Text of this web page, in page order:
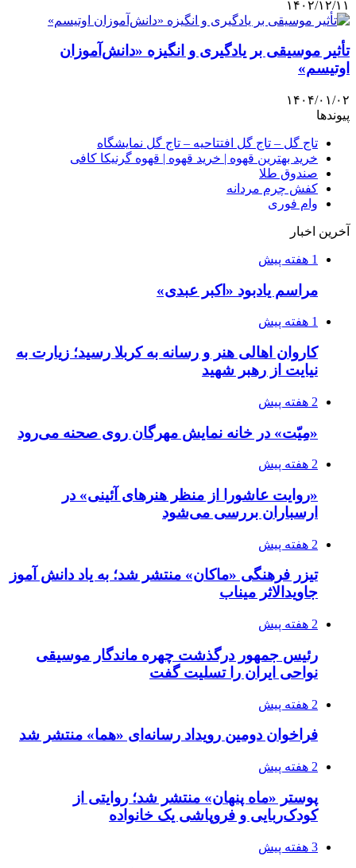
۱۴۰۲/۱۲/۱۱
تأثیر موسیقی بر یادگیری و انگیزه «دانش‌آموزان
اوتیسم»
۱۴۰۴/۰۱/۰۲
پیوندها
تاج گل – تاج گل افتتاحیه – تاج گل نمایشگاه
خرید بهترین قهوه | خرید قهوه | قهوه گرنیکا کافی
صندوق طلا
کفش چرم مردانه
وام فوری
آخرین اخبار
1 هفته پیش
مراسم یادبود «اکبر عبدی»
1 هفته پیش
کاروان اهالی هنر و رسانه به کربلا رسید؛ زیارت به
نیایت از رهبر شهید
2 هفته پیش
«مِیّت» در خانه نمایش مهرگان روی صحنه می‌رود
2 هفته پیش
«روایت عاشورا از منظر هنرهای آئینی» در
ارسباران بررسی می‌شود
2 هفته پیش
تیزر فرهنگی «ماکان» منتشر شد؛ به یاد دانش آموز
جاویدالاثر میناب
2 هفته پیش
رئیس جمهور درگذشت چهره ماندگار موسیقی
نواحی ایران را تسلیت گفت
2 هفته پیش
فراخوان دومین رویداد رسانه‌ای «هما» منتشر شد
2 هفته پیش
پوستر «ماه پنهان» منتشر شد؛ روایتی از
کودک‌ربایی و فروپاشی یک خانواده
3 هفته پیش